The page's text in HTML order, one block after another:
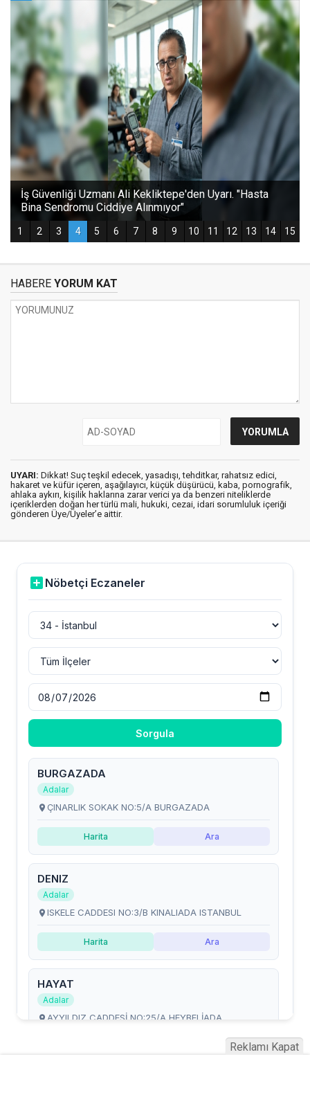
HABERE YORUM KAT
UYARI: Dikkat! Suç teşkil edecek, yasadışı, tehditkar, rahatsız edici,
hakaret ve küfür içeren, aşağılayıcı, küçük düşürücü, kaba, pornografik,
ahlaka aykırı, kişilik haklarına zarar verici ya da benzeri niteliklerde
içeriklerden doğan her türlü mali, hukuki, cezai, idari sorumluluk içeriği
gönderen Üye/Üyeler’e aittir.
Reklamı Kapat